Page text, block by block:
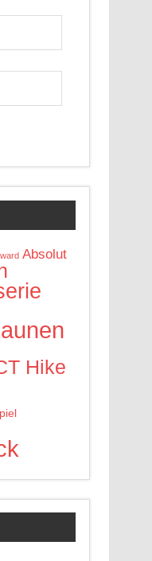
Absolut
Hike